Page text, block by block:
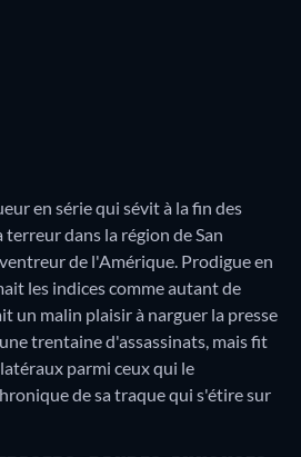
en série qui sévit à la fin des
dans la région de San
de l'Amérique. Prodigue en
les indices comme autant de
un malin plaisir à narguer la presse
trentaine d'assassinats, mais fit
parmi ceux qui le
de sa traque qui s'étire sur